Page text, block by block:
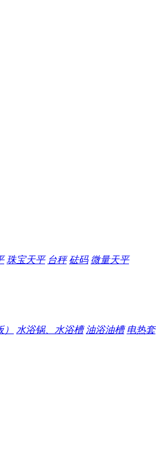
珠宝天平 台秤 砝码 微量天平
水浴锅、水浴槽 油浴油槽 电热套